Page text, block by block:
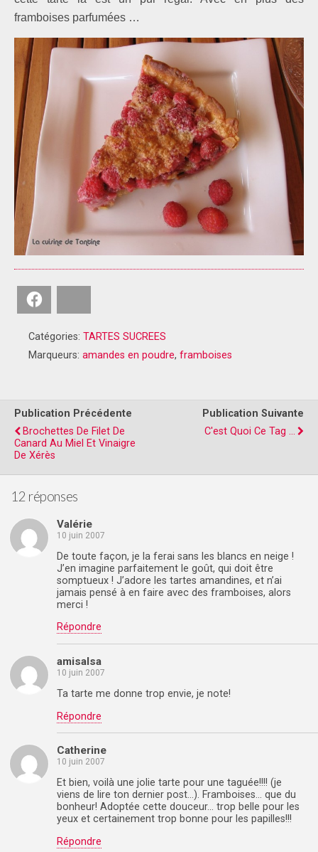
framboises parfumées …
Catégories: TARTES SUCREES
Marqueurs: amandes en poudre, framboises
Publication Précédente
Brochettes De Filet De
Canard Au Miel Et Vinaigre
De Xérès
Publication Suivante
C'est Quoi Ce Tag ...
12 réponses
Valérie
10 juin 2007
De toute façon, je la ferai sans les blancs en neige !
J’en imagine parfaitement le goût, qui doit être
somptueux ! J’adore les tartes amandines, et n’ai
jamais pensé à en faire avec des framboises, alors
merci !
Répondre
amisalsa
10 juin 2007
Ta tarte me donne trop envie, je note!
Répondre
Catherine
10 juin 2007
Et bien, voilà une jolie tarte pour une taguée!!!! (je
viens de lire ton dernier post…). Framboises… que du
bonheur! Adoptée cette douceur… trop belle pour les
yeux et certainement trop bonne pour les papilles!!!
Répondre